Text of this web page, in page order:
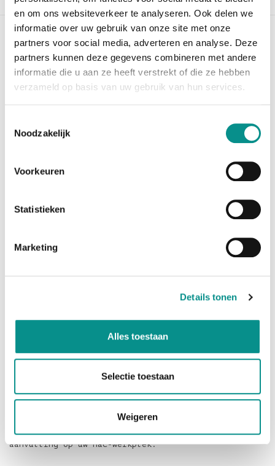
en om ons websiteverkeer te analyseren. Ook delen we
informatie over uw gebruik van onze site met onze
partners voor social media, adverteren en analyse. Deze
partners kunnen deze gegevens combineren met andere
informatie die u aan ze heeft verstrekt of die ze hebben
verzameld op basis van uw gebruik van hun services.
Noodzakelijk
Voorkeuren
Statistieken
Marketing
Details tonen
Alles toestaan
Selectie toestaan
Weigeren
Apple Studio Display
wil halen. Dit
aluminium design
Dankzij deresolutie
van 5120 x 2880 pixels, 600
scherp, helder en natuurgetrouw uit. Ideaal voor
professioneel gebruik.
gesprekken eenvoudig ook uw werkplek kunt laten
zien. De drie microfoons
speakersysteem met ruimtelijke audio zorgen daarbij
voor een uitstekende geluidservaring.
MetThunderbolt 5en USB-C sluit u uw Mac en
accessoires razendsnel aan. Zo vormt het Studio
Display een krachtige en stijlvolle
aanvulling op uw Mac-werkplek.